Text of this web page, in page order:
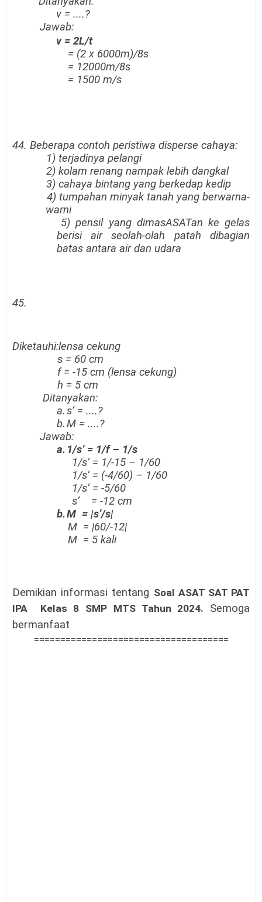
v = ....?
Jawab:
v = 2L/t
= (2 x 6000m)/8s
= 12000m/8s
= 1500 m/s
44. Beberapa contoh peristiwa disperse cahaya:
1) terjadinya pelangi
2) kolam renang nampak lebih dangkal
3) cahaya bintang yang berkedap kedip
4) tumpahan minyak tanah yang berwarna-
warni
5) pensil yang dimasASATan ke gelas
berisi air seolah-olah patah dibagian
batas antara air dan udara
45.
Diketauhi:lensa cekung
s = 60 cm
f =-15cm (lensa cekung)
h = 5cm
Ditanyakan:
a.s’ = ....?
b.M = ....?
Jawab:
a. 1/s’ = 1/f – 1/s
1/s’ = 1/-15– 1/60
1/s’ = (-4/60) – 1/60
1/s’ =-5/60
s’ =-12 cm
b.M =|s’/s|
M = |60/-12|
M = 5kali
Demikian informasi tentang Soal ASAT SAT PAT
IPA Kelas 8 SMP MTS Tahun 2024. Semoga
bermanfaat
=====================================